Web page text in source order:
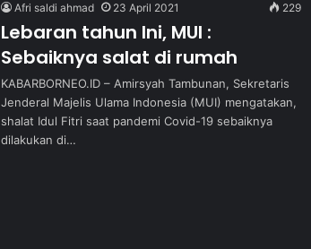
Afri saldi ahmad 23 April 2021 229
Lebaran tahun Ini, MUI :
Sebaiknya salat di rumah
KABARBORNEO.ID – Amirsyah Tambunan, Sekretaris
Jenderal Majelis Ulama Indonesia (MUI) mengatakan,
shalat Idul Fitri saat pandemi Covid-19 sebaiknya
dilakukan di…